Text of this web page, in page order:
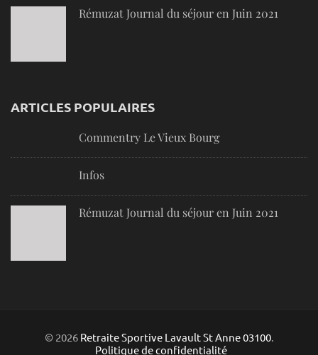
Rémuzat Journal du séjour en Juin 2021
ARTICLES POPULAIRES
Commentry Le Vieux Bourg
Infos
Rémuzat Journal du séjour en Juin 2021
© 2026 Retraite Sportive Lavault St Anne 03100.
Politique de confidentialité